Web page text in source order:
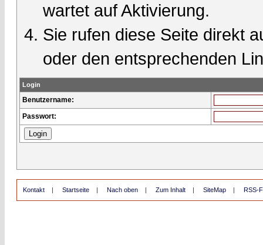
wartet auf Aktivierung.
Sie rufen diese Seite direkt
oder den entsprechenden
Login
Benutzername:
Passwort:
Kontakt | Startseite | Nach oben | Zum Inhalt | SiteMap | RSS-